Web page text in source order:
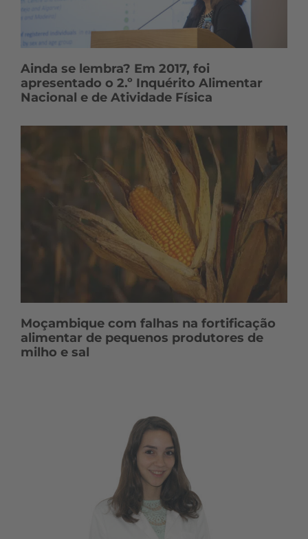
Ainda se lembra? Em 2017, foi
apresentado o 2.º Inquérito Alimentar
Nacional e de Atividade Física
Moçambique com falhas na fortificação
alimentar de pequenos produtores de
milho e sal